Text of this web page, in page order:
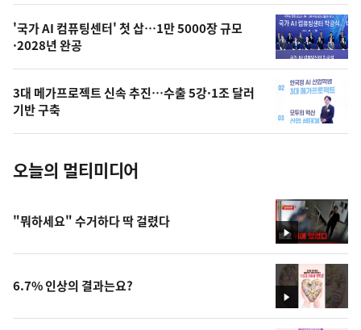
오
늘
사
진
'국가 AI 컴퓨팅센터' 첫 삽…1만 5000장 규모
·2028년 완공
3대 메가프로젝트 신속 추진…수출 5강·1조 달러
기반 구축
오늘의 멀티미디어
영
상
"뭐하세요" 수거하다 딱 걸렸다
영
상
6.7% 인상의 결과는요?